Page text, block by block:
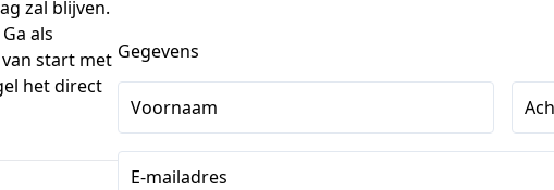
zal blijven.
Ga als
start met
het direct
Gegevens
Voornaam
E-mailadres